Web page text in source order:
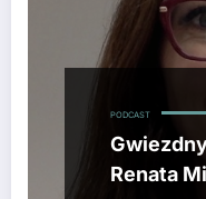
PODCAST
Renata